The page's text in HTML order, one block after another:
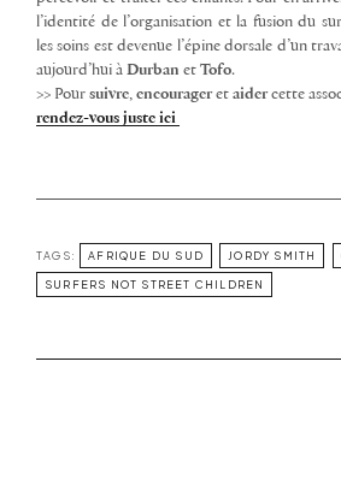
l’identité de l’organisation et la fusion du
les soins est devenue l’épine dorsale d’un
aujourd’hui à Durban et Tofo.
>> Pour suivre, encourageret aidercette
rendez-vous juste ici
TAGS: AFRIQUE DU SUD JORDY SMITH
SURFERS NOT STREET CHILDREN